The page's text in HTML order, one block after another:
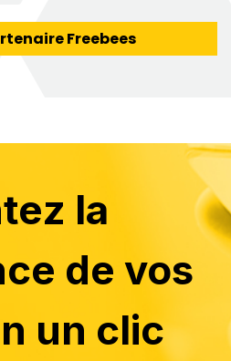
Freebees
la
de vos
un clic